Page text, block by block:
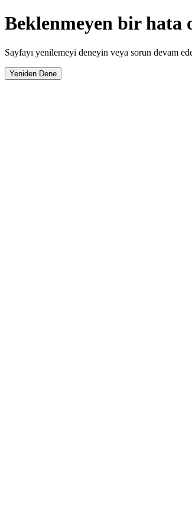
Beklenmeyen bir hata
Sayfayı yenilemeyi deneyin veya sorun devam
Yeniden Dene